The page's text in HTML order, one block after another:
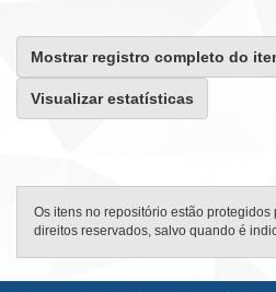
Mostrar registro completo do
Visualizar estatísticas
Os itens no repositório estão protegidos
direitos reservados, salvo quando é